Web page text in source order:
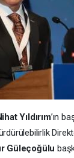
Yıldırım’ın
Güleçoğülu